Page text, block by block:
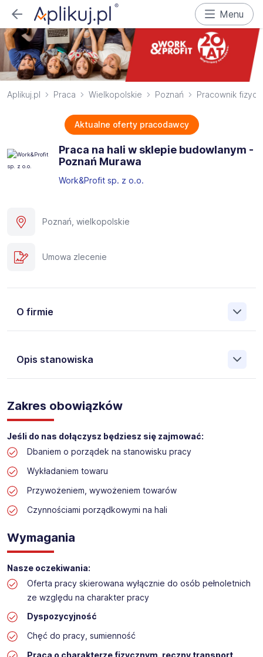
Menu
Aplikuj.pl Praca Wielkopolskie Poznań Pracownik
Aktualne oferty pracodawcy
Praca na hali w sklepie budowlanym -
Poznań Murawa
Work&Profit sp. z o.o.
Poznań, wielkopolskie
Umowa zlecenie
O firmie
Opis stanowiska
Pośrednictwa Pracy i Doradztwa Personalnego Work &
Profit jest obecnie jedną z największych niezależnych
polskich agencji zatrudnienia. W ciągu wielu lat naszej
działalności daliśmy pracę przeszło 50 000 pracowników
w całym kraju. Skutecznie znajdujemy pracowników dla
największych firm, jak również małych rodzinnych
przedsiębiorstw w Polsce. Agencja jest wpisana pod nr
Obecnie dla naszego Klienta, poszukujemy osób na
Praca na hali w sklepie budowlanym
Lokalizacja: Poznań Murawa
Zakres obowiązków
Jeśli do nas dołączysz będziesz się zajmować:
Dbaniem o porządek na stanowisku pracy
Wykładaniem towaru
Przywożeniem, wywożeniem towarów
Czynnościami porządkowymi na hali
Wymagania
Nasze oczekiwania:
Oferta pracy skierowana wyłącznie do osób pełnoletnich
ze względu na charakter pracy
Dyspozycyjność
Chęć do pracy, sumienność